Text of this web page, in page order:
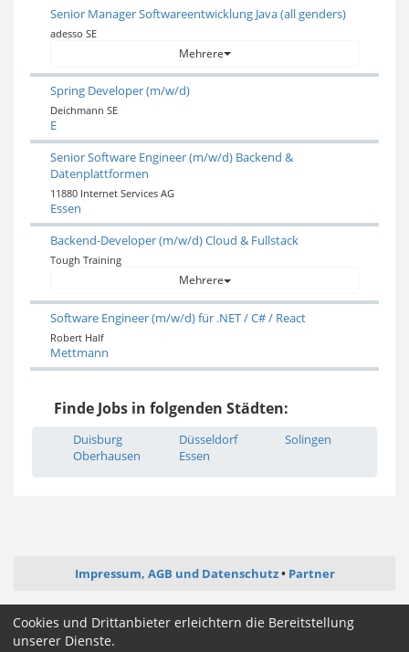
Senior Manager Softwareentwicklung Java (all genders)
adesso SE
Mehrere
Spring Developer (m/w/d)
Deichmann SE
E
Senior Software Engineer (m/w/d) Backend &
Datenplattformen
11880 Internet Services AG
Essen
Backend-Developer (m/w/d) Cloud & Fullstack
Tough Training
Mehrere
Software Engineer (m/w/d) für .NET / C# / React
Robert Half
Mettmann
Finde Jobs in folgenden Städten:
Duisburg
Oberhausen
Düsseldorf
Essen
Solingen
Impressum, AGB und Datenschutz Partner
ictjob.de administrator-jobs.de
softwareentwickler-jobs.de
Cookies und Drittanbieter erleichtern die Bereitstellung
unserer Dienste.